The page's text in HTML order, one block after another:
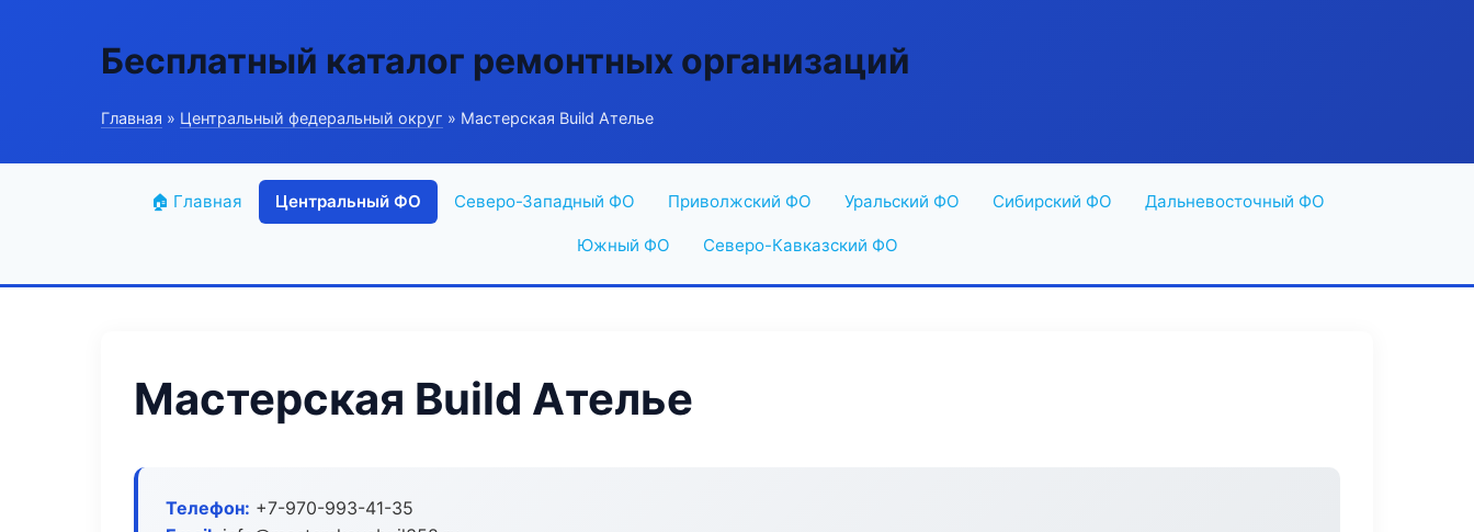
Бесплатный каталог ремонтных организаций
Главная » Центральный федеральный округ » Мастерская Build Ателье
🏠 Главная Центральный ФО Северо-Западный ФО Приволжский ФО Уральский ФО Сибирский ФО Дальневосточный ФО
Южный ФО Северо-Кавказский ФО
Мастерская Build Ателье
Телефон: +7-970-993-41-35